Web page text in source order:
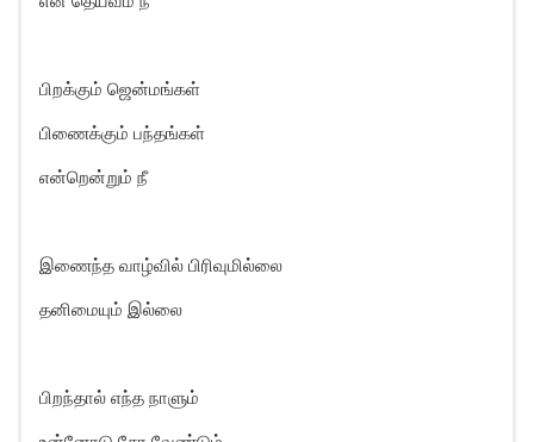
பிறக்கும் ஜென்மங்கள்
பிணைக்கும் பந்தங்கள்
என்றென்றும் நீ
இணைந்த வாழ்வில் பிரிவுமில்லை
தனிமையும் இல்லை
பிறந்தால் எந்த நாளும்